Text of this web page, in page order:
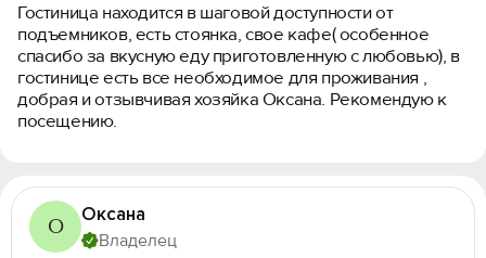
Гостиница находится в шаговой доступности от
подъемников, есть стоянка, свое кафе( особенное
спасибо за вкусную еду приготовленную с любовью), в
гостинице есть все необходимое для проживания ,
добрая и отзывчивая хозяйка Оксана. Рекомендую к
посещению.
О Оксана
Владелец